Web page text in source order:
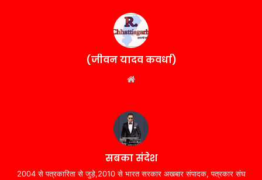
(जीवन यादव कवर्धा)
सबका संदेश
2004 से पत्रकारिता से जुड़े,2010 से भारत सरकार अखबार संपादक, पत्रकार संघ